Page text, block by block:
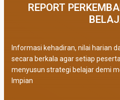
REPORT
Informasi kehadiran, nilai harian
secara berkala agar setiap
menyusun strategi belajar demi
Impian